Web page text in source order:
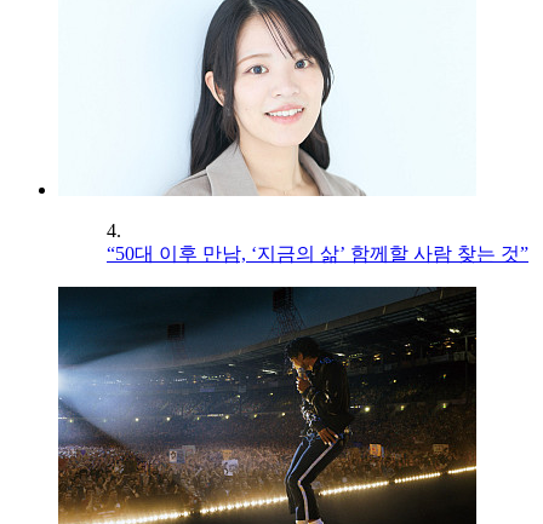
4.
“50대 이후 만남, ‘지금의 삶’ 함께할 사람 찾는 것”